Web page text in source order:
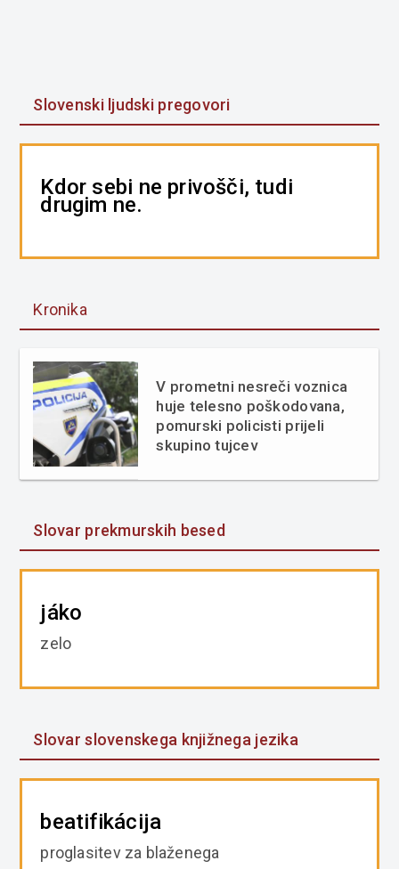
Slovenski ljudski pregovori
Kdor sebi ne privošči, tudi
drugim ne.
Kronika
V prometni nesreči voznica
huje telesno poškodovana,
pomurski policisti prijeli
skupino tujcev
Slovar prekmurskih besed
jáko
zelo
Slovar slovenskega knjižnega jezika
beatifikácija
proglasitev za blaženega